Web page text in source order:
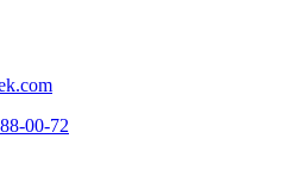
00-72